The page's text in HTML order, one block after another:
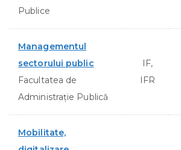
Publice
Managementul
sectorului public
Facultatea de
Administraţie Publică
IF,
IFR
Mobilitate,